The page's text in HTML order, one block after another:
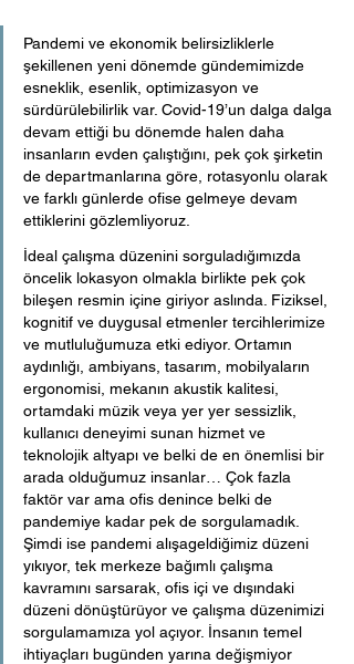
Pandemi ve ekonomik belirsizliklerle
şekillenen yeni dönemde gündemimizde
esneklik, esenlik, optimizasyon ve
sürdürülebilirlik var. Covid-19’un dalga dalga
devam ettiği bu dönemde halen daha
insanların evden çalıştığını, pek çok şirketin
de departmanlarına göre, rotasyonlu olarak
ve farklı günlerde ofise gelmeye devam
ettiklerini gözlemliyoruz.
İdeal çalışma düzenini sorguladığımızda
öncelik lokasyon olmakla birlikte pek çok
bileşen resmin içine giriyor aslında. Fiziksel,
kognitif ve duygusal etmenler tercihlerimize
ve mutluluğumuza etki ediyor. Ortamın
aydınlığı, ambiyans, tasarım, mobilyaların
ergonomisi, mekanın akustik kalitesi,
ortamdaki müzik veya yer yer sessizlik,
kullanıcı deneyimi sunan hizmet ve
teknolojik altyapı ve belki de en önemlisi bir
arada olduğumuz insanlar… Çok fazla
faktör var ama ofis denince belki de
pandemiye kadar pek de sorgulamadık.
Şimdi ise pandemi alışageldiğimiz düzeni
yıkıyor, tek merkeze bağımlı çalışma
kavramını sarsarak, ofis içi ve dışındaki
düzeni dönüştürüyor ve çalışma düzenimizi
sorgulamamıza yol açıyor. İnsanın temel
ihtiyaçları bugünden yarına değişmiyor